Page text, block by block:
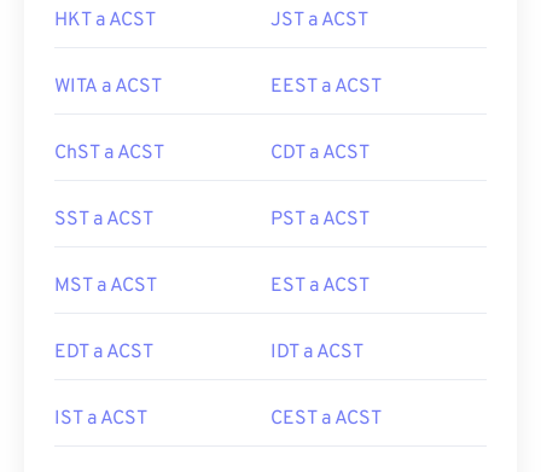
HKT a ACST JST a ACST
WITA a ACST EEST a ACST
ChST a ACST CDT a ACST
SST a ACST PST a ACST
MST a ACST EST a ACST
EDT a ACST IDT a ACST
IST a ACST CEST a ACST